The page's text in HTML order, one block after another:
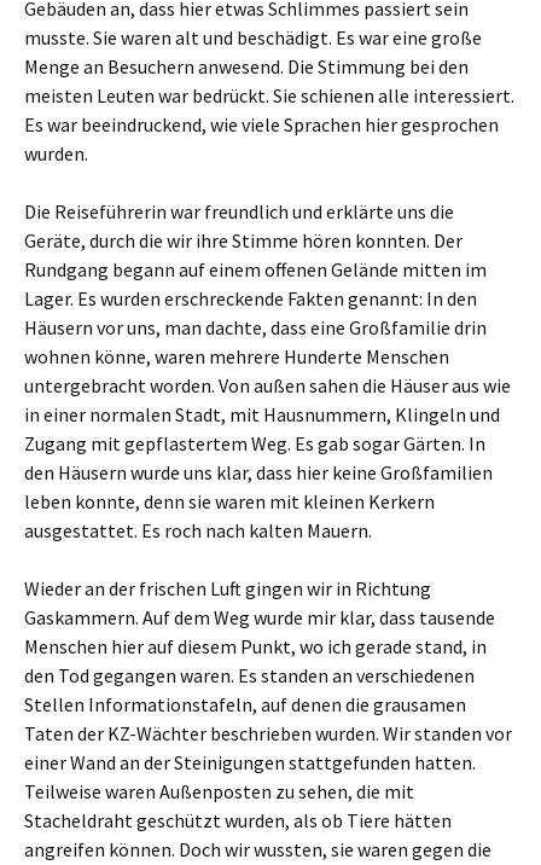
Gebäuden an, dass hier etwas Schlimmes passiert sein
musste. Sie waren alt und beschädigt. Es war eine große
Menge an Besuchern anwesend. Die Stimmung bei den
meisten Leuten war bedrückt. Sie schienen alle interessiert.
Es war beeindruckend, wie viele Sprachen hier gesprochen
wurden.
Die Reiseführerin war freundlich und erklärte uns die
Geräte, durch die wir ihre Stimme hören konnten. Der
Rundgang begann auf einem offenen Gelände mitten im
Lager. Es wurden erschreckende Fakten genannt: In den
Häusern vor uns, man dachte, dass eine Großfamilie drin
wohnen könne, waren mehrere Hunderte Menschen
untergebracht worden. Von außen sahen die Häuser aus wie
in einer normalen Stadt, mit Hausnummern, Klingeln und
Zugang mit gepflastertem Weg. Es gab sogar Gärten. In
den Häusern wurde uns klar, dass hier keine Großfamilien
leben konnte, denn sie waren mit kleinen Kerkern
ausgestattet. Es roch nach kalten Mauern.
Wieder an der frischen Luft gingen wir in Richtung
Gaskammern. Auf dem Weg wurde mir klar, dass tausende
Menschen hier auf diesem Punkt, wo ich gerade stand, in
den Tod gegangen waren. Es standen an verschiedenen
Stellen Informationstafeln, auf denen die grausamen
Taten der KZ-Wächter beschrieben wurden. Wir standen vor
einer Wand an der Steinigungen stattgefunden hatten.
Teilweise waren Außenposten zu sehen, die mit
Stacheldraht geschützt wurden, als ob Tiere hätten
angreifen können. Doch wir wussten, sie waren gegen die